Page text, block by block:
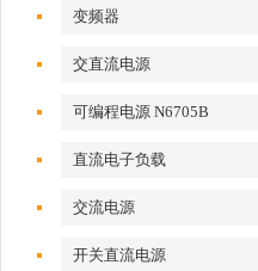
变频器
交直流电源
可编程电源 N6705B
直流电子负载
交流电源
开关直流电源